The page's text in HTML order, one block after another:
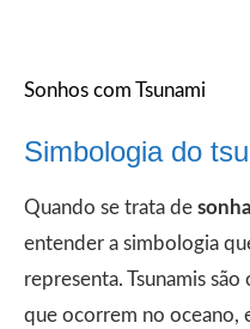
Sonhos com Tsunami
Simbologia do
Quando se trata de
entender a simbologia
representa. Tsunamis
que ocorrem no oceano,